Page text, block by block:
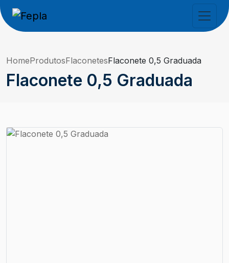
HomeProdutosFlaconetesFlaconete 0,5 Graduada
Flaconete 0,5 Graduada